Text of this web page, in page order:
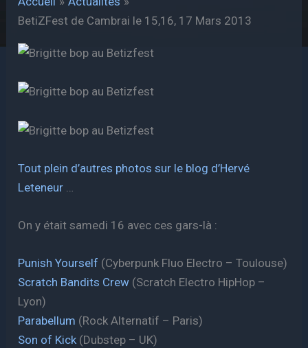
BetiZFest de Cambrai le 15,16, 17 Mars 2013
Tout plein d’autres photos sur le blog d’Hervé
Leteneur …
On y était samedi 16 avec ces gars-là :
Punish Yourself (Cyberpunk Fluo Electro – Toulouse)
Scratch Bandits Crew (Scratch Electro HipHop –
Lyon)
Parabellum (Rock Alternatif – Paris)
Son of Kick (Dubstep – UK)